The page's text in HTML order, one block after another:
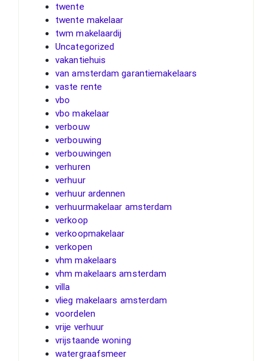
twente
twente makelaar
twm makelaardij
Uncategorized
vakantiehuis
van amsterdam garantiemakelaars
vaste rente
vbo
vbo makelaar
verbouw
verbouwing
verbouwingen
verhuren
verhuur
verhuur ardennen
verhuurmakelaar amsterdam
verkoop
verkoopmakelaar
verkopen
vhm makelaars
vhm makelaars amsterdam
villa
vlieg makelaars amsterdam
voordelen
vrije verhuur
vrijstaande woning
watergraafsmeer